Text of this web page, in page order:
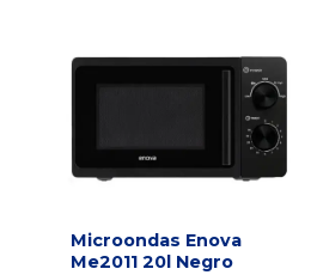
Microondas Enova
Me2011 20l Negro